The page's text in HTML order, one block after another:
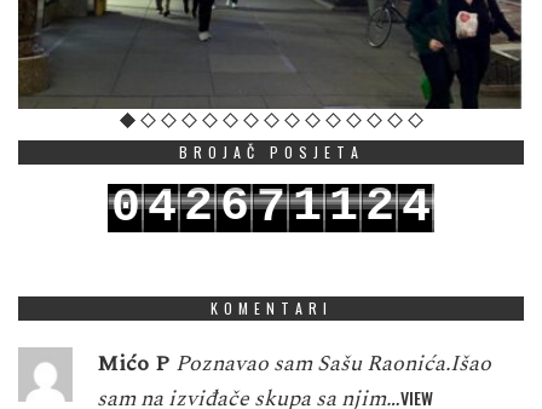
BROJAČ POSJETA
042671124
KOMENTARI
Mićo P Poznavao sam Sašu Raonića.Išao
sam na izviđače skupa sa njim…VIEW